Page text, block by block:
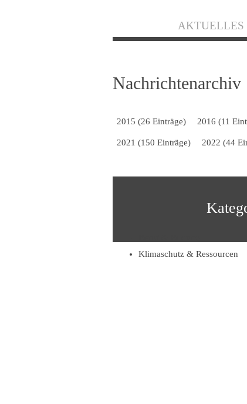
überspringen
AKTUELLES
Nachrichtenarchiv
2015 (26 Einträge) 2016 (11
2021 (150 Einträge) 2022 (44
Klimaschutz & Ressourcen